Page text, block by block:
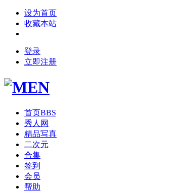
设为首页
收藏本站
登录
立即注册
首页BBS
秀人网
精品写真
二次元
合集
签到
会员
帮助